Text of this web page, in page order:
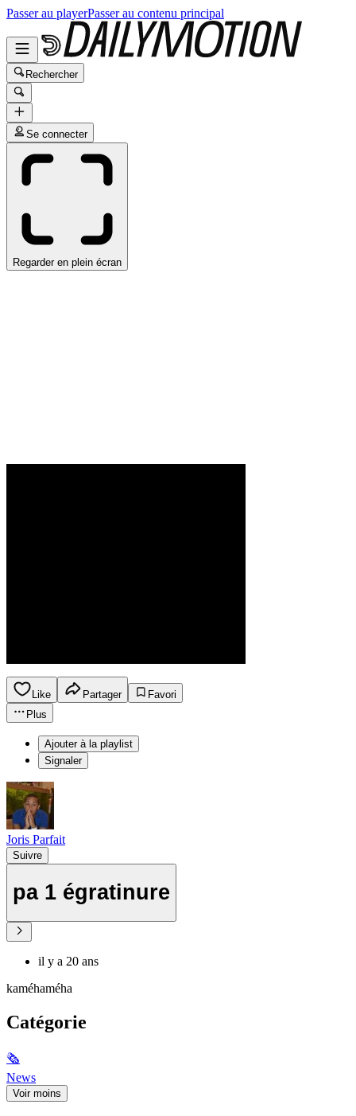
Passer au playerPasser au contenu principal
Rechercher
Se connecter
Regarder en plein écran
Like Partager
Favori
Plus
Ajouter à la playlist
Signaler
Joris Parfait
Suivre
pa 1 égratinure
il y a 20 ans
kaméhaméha
Catégorie
🗞
News
Voir moins